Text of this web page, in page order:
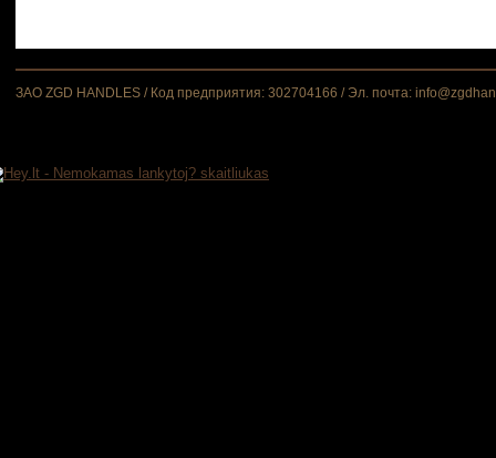
ЗАО ZGD HANDLES / Код предприятия: 302704166 / Эл. почта: